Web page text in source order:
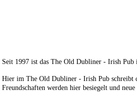
Seit 1997 ist das The Old Dubliner - Irish Pub
Hier im The Old Dubliner - Irish Pub schreibt
Freundschaften werden hier besiegelt und